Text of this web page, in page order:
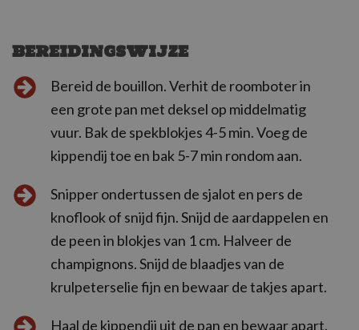
BEREIDINGSWIJZE
Bereid de bouillon. Verhit de roomboter in
een grote pan met deksel op middelmatig
vuur. Bak de spekblokjes 4-5 min. Voeg de
kippendij toe en bak 5-7 min rondom aan.
Snipper ondertussen de sjalot en pers de
knoflook of snijd fijn. Snijd de aardappelen en
de peen in blokjes van 1 cm. Halveer de
champignons. Snijd de blaadjes van de
krulpeterselie fijn en bewaar de takjes apart.
Haal de kippendij uit de pan en bewaar apart.